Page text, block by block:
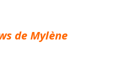
de Mylène